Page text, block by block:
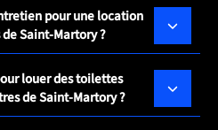
pour une location
Saint-Martory ?
louer des toilettes
de Saint-Martory ?